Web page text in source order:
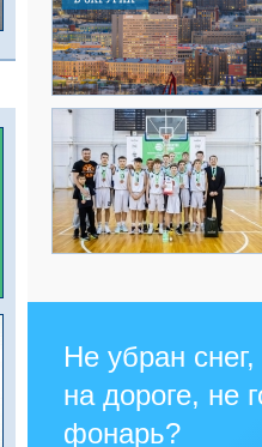
Не убран
на дороге, не
фонарь?